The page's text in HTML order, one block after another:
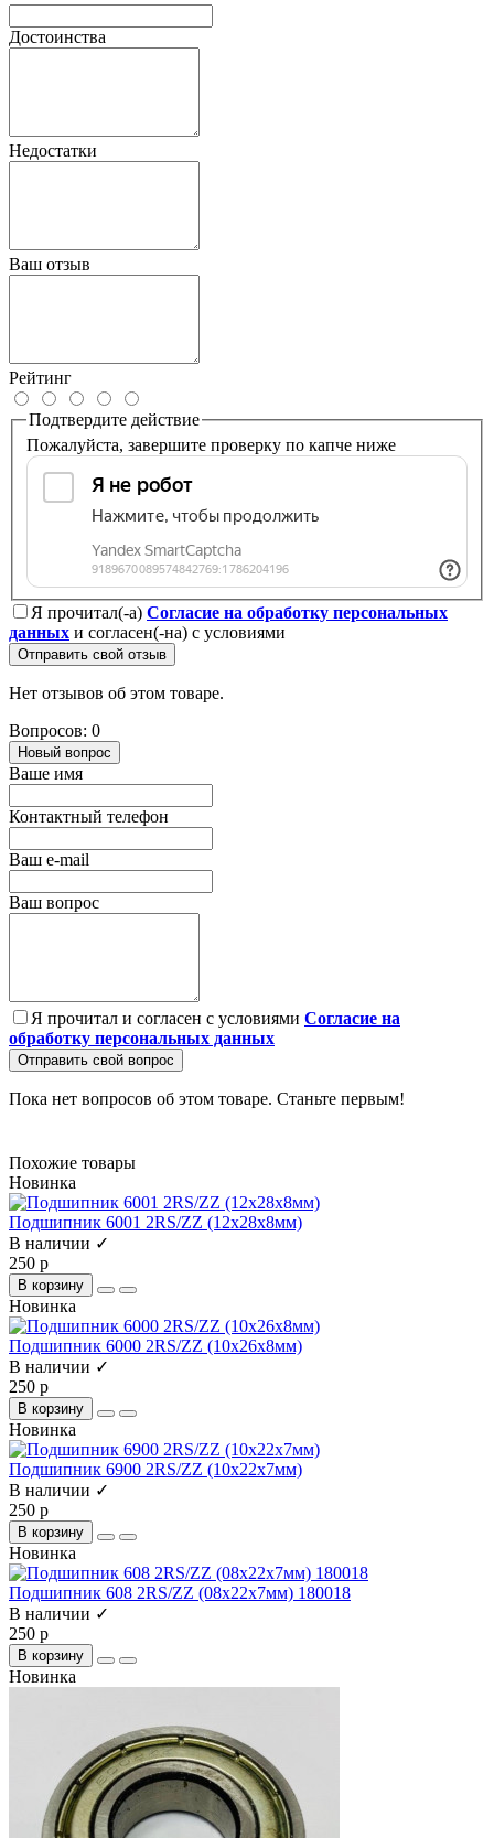
Достоинства
Недостатки
Ваш отзыв
Рейтинг
Подтвердите действие
Пожалуйста, завершите проверку по капче ниже
Я прочитал(-а) Согласие на обработку персональных
данных и согласен(-на) с условиями
Отправить свой отзыв
Нет отзывов об этом товаре.
Вопросов: 0
Новый вопрос
Ваше имя
Контактный телефон
Ваш e-mail
Ваш вопрос
Я прочитал и согласен с условиями Согласие на
обработку персональных данных
Отправить свой вопрос
Пока нет вопросов об этом товаре. Станьте первым!
Похожие товары
Новинка
Подшипник 6001 2RS/ZZ (12х28х8мм)
В наличии ✓
250 р
В корзину
Новинка
Подшипник 6000 2RS/ZZ (10х26х8мм)
В наличии ✓
250 р
В корзину
Новинка
Подшипник 6900 2RS/ZZ (10х22x7мм)
В наличии ✓
250 р
В корзину
Новинка
Подшипник 608 2RS/ZZ (08х22х7мм) 180018
В наличии ✓
250 р
В корзину
Новинка